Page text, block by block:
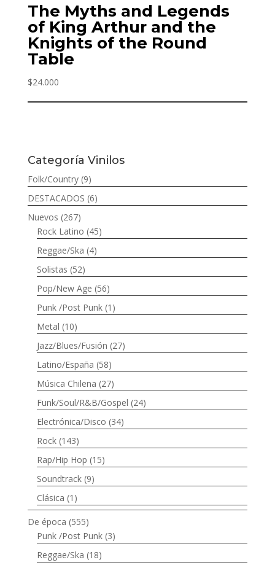
The Myths and Legends
of King Arthur and the
Knights of the Round
Table
$24.000
Categoría Vinilos
Folk/Country (9)
DESTACADOS (6)
Nuevos (267)
Rock Latino (45)
Reggae/Ska (4)
Solistas (52)
Pop/New Age (56)
Punk /Post Punk (1)
Metal (10)
Jazz/Blues/Fusión (27)
Latino/España (58)
Música Chilena (27)
Funk/Soul/R&B/Gospel (24)
Electrónica/Disco (34)
Rock (143)
Rap/Hip Hop (15)
Soundtrack (9)
Clásica (1)
De época (555)
Punk /Post Punk (3)
Reggae/Ska (18)